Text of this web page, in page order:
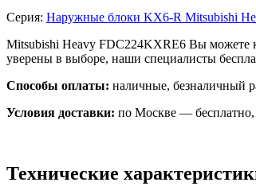
Серия: Наружные блоки KX6-R Mitsubishi
Mitsubishi Heavy FDC224KXRE6 Вы можете
уверены в выборе, наши специалисты
Способы оплаты: наличные, безналичный
Условия доставки: по Москве — бесплатно,
Технические